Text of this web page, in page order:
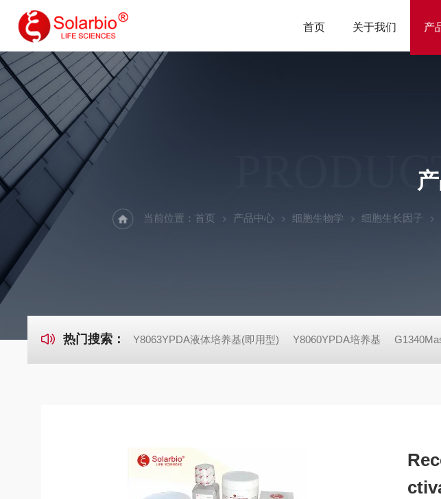
首页 关于我们 产
当前位置： 首页 产品中心 细胞生物学 细胞生长因子
热门搜索： Y8063YPDA液体培养基(即用型) Y8060YPDA培养基